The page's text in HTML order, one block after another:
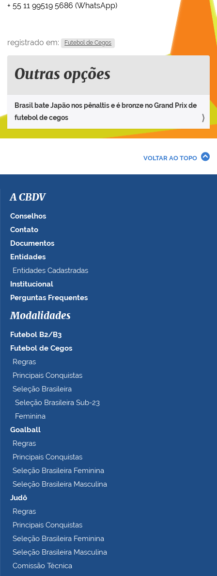
+ 55 11 99519 5686 (WhatsApp)
registrado em: Futebol de Cegos
Outras opções
Brasil bate Japão nos pênaltis e é bronze no Grand Prix de
futebol de cegos
VOLTAR AO TOPO
A CBDV
Conselhos
Contato
Documentos
Entidades
Entidades Cadastradas
Institucional
Perguntas Frequentes
Modalidades
Futebol B2/B3
Futebol de Cegos
Regras
Principais Conquistas
Seleção Brasileira
Seleção Brasileira Sub-23
Feminina
Goalball
Regras
Principais Conquistas
Seleção Brasileira Feminina
Seleção Brasileira Masculina
Judô
Regras
Principais Conquistas
Seleção Brasileira Feminina
Seleção Brasileira Masculina
Comissão Técnica